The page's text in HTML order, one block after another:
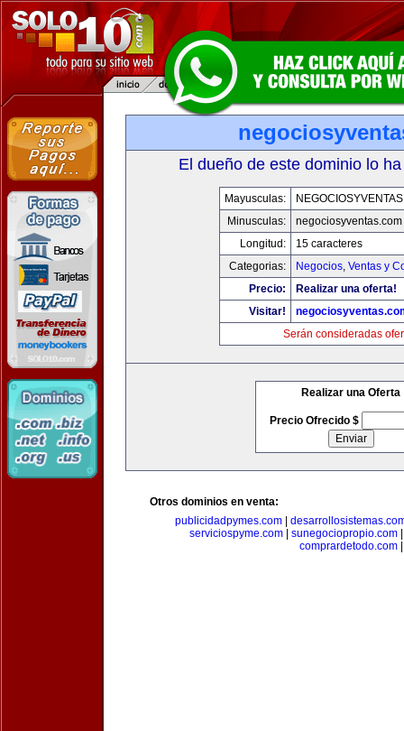
El dueño de este dominio lo
Mayusculas:
Minusculas:
negociosyventas.com
Longitud:
15 caracteres
Categorias:
Negocios, Ventas y
Precio:
Realizar una oferta!
Visitar!
Serán consideradas
Realizar una Oferta
Precio Ofrecido $
Otros dominios en venta:
publicidadpymes.com
serviciospyme.com
sunegociopropio.com
comprardetodo.com|